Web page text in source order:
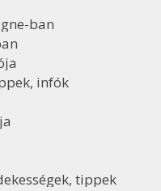
ban
infók
tippek